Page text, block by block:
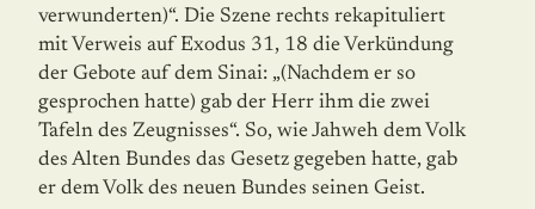
verwunderten)“. Die Szene rechts rekapituliert
mit Verweis auf Exodus 31, 18 die Verkündung
der Gebote auf dem Sinai: „(Nachdem er so
gesprochen hatte) gab der Herr ihm die zwei
Tafeln des Zeugnisses“. So, wie Jahweh dem Volk
des Alten Bundes das Gesetz gegeben hatte, gab
er dem Volk des neuen Bundes seinen Geist.